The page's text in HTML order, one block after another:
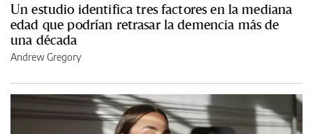
Un estudio identifica tres factores en la mediana
edad que podrían retrasar la demencia más de
una década
Andrew Gregory